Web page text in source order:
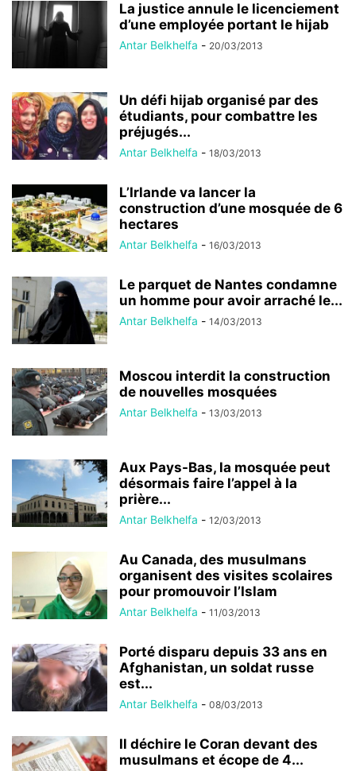
La justice annule le licenciement
d’une employée portant le hijab
Antar Belkhelfa - 20/03/2013
Un défi hijab organisé par des
étudiants, pour combattre les
préjugés...
Antar Belkhelfa - 18/03/2013
L’Irlande va lancer la
construction d’une mosquée de 6
hectares
Antar Belkhelfa - 16/03/2013
Le parquet de Nantes condamne
un homme pour avoir arraché le...
Antar Belkhelfa - 14/03/2013
Moscou interdit la construction
de nouvelles mosquées
Antar Belkhelfa - 13/03/2013
Aux Pays-Bas, la mosquée peut
désormais faire l’appel à la
prière...
Antar Belkhelfa - 12/03/2013
Au Canada, des musulmans
organisent des visites scolaires
pour promouvoir l’Islam
Antar Belkhelfa - 11/03/2013
Porté disparu depuis 33 ans en
Afghanistan, un soldat russe
est...
Antar Belkhelfa - 08/03/2013
Il déchire le Coran devant des
musulmans et écope de 4...